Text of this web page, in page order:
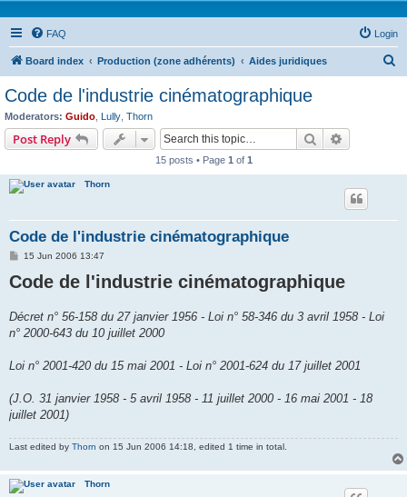
FAQ Login
Board index Production (zone adhérents) Aides juridiques
Code de l'industrie cinématographique
Moderators: Guido Lully Thorn
Post Reply Search
15 posts • Page 1 of 1
Thorn
Code de l'industrie cinématographique
P
s
t
15 Jun 2006 13:47
Code de l'industrie cinématographique
Décret n° 56-158 du 27 janvier 1956 - Loi n° 58-346 du 3 avril 1958 - Loi
n° 2000-643 du 10 juillet 2000
Loi n° 2001-420 du 15 mai 2001 - Loi n° 2001-624 du 17 juillet 2001
(J.O. 31 janvier 1958 - 5 avril 1958 - 11 juillet 2000 - 16 mai 2001 - 18
juillet 2001)
Last edited by Thorn on 15 Jun 2006 14:18, edited 1 time in total.
Thorn